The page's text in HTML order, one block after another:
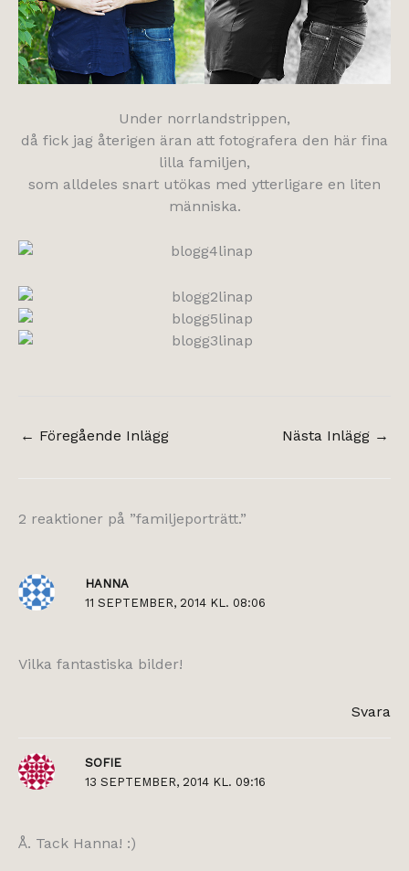
Under norrlandstrippen,
då fick jag återigen äran att fotografera den här fina
lilla familjen,
som alldeles snart utökas med ytterligare en liten
människa.
← Föregående Inlägg Nästa Inlägg →
2 reaktioner på ”familjeporträtt.”
HANNA
11 SEPTEMBER, 2014 KL. 08:06
Vilka fantastiska bilder!
Svara
SOFIE
13 SEPTEMBER, 2014 KL. 09:16
Å. Tack Hanna! :)